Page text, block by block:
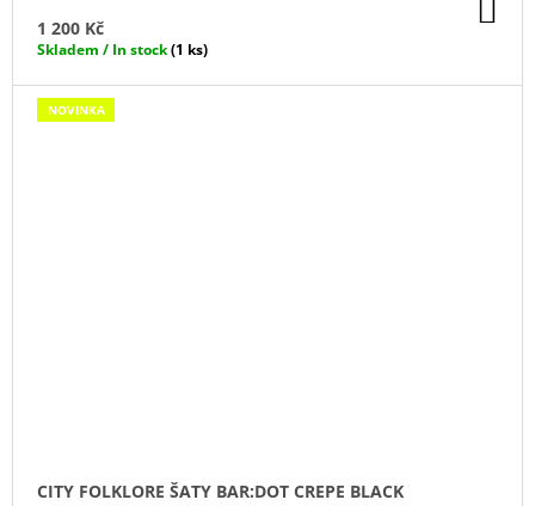
1 200 Kč
Skladem / In stock(1 ks)
NOVINKA
CITY FOLKLORE ŠATY BAR:DOT CREPE BLACK